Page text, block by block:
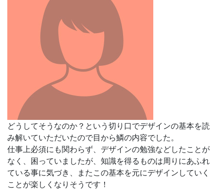
どうしてそうなのか？という切り口でデザインの基本を読
み解いていただいたので目から鱗の内容でした。
仕事上必須にも関わらず、デザインの勉強などしたことが
なく、困っていましたが、知識を得るものは周りにあふれ
ている事に気づき、またこの基本を元にデザインしていく
ことが楽しくなりそうです！